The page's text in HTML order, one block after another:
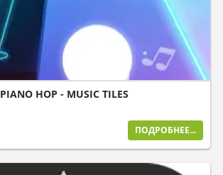
PIANO HOP - MUSIC TILES
ПОДРОБНЕЕ...